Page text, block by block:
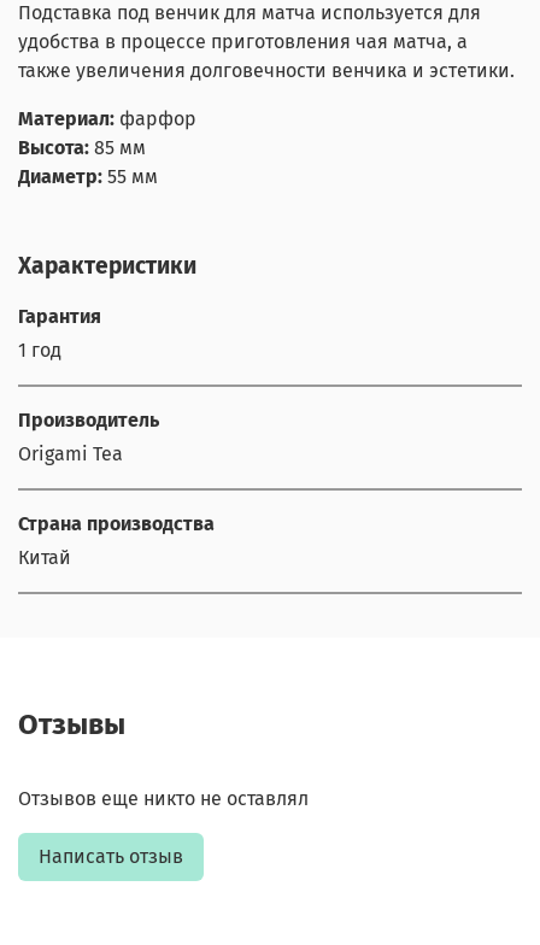
Подставка под венчик для матча используется для
удобства в процессе приготовления чая матча, а
также увеличения долговечности венчика и эстетики.
Материал: фарфор
Высота: 85 мм
Диаметр: 55 мм
Характеристики
Гарантия
1 год
Производитель
Origami Tea
Страна производства
Китай
Отзывы
Отзывов еще никто не оставлял
Написать отзыв